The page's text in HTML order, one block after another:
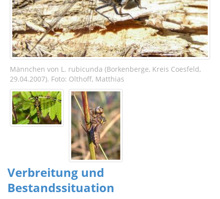
Männchen von L. rubicunda (Borkenberge, Kreis Coesfeld,
29.04.2007). Foto: Olthoff, Matthias
Verbreitung und
Bestandssituation